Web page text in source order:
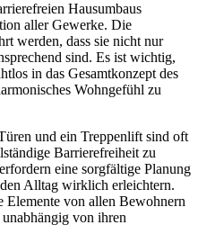
Hausumbaus
aller Gewerke. Die
werden, dass sie nicht nur
sind. Es ist wichtig,
in das Gesamtkonzept des
Wohngefühl zu
und ein Treppenlift sind oft
Barrierefreiheit zu
eine sorgfältige Planung
Alltag wirklich erleichtern.
Elemente von allen Bewohnern
von ihren